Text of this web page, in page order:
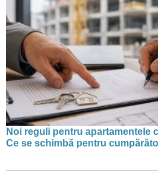
Noi reguli pentru apartamentele
Ce se schimbă pentru